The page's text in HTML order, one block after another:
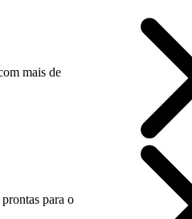
mais de
para o